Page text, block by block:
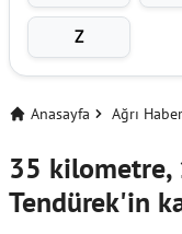
Z
Anasayfa Ağrı
35 kilometre,
Tendürek'in